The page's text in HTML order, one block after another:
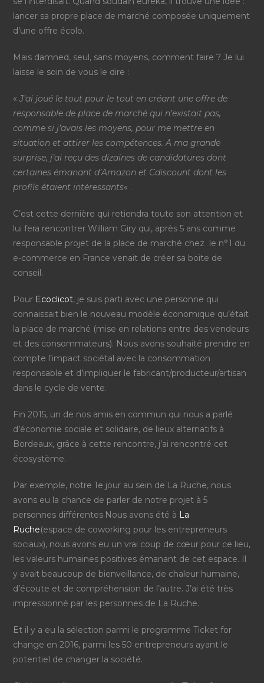
lancer sa propre place de marché composée uniquement
d’une offre écolo.
Mais damned, seul, sans moyens, comment faire ? Je lui
laisse le soin de vous le dire :
«J’ai joué le tout pour le tout en créant une offre de
responsable de place de marché qui n’existait pas,
comme si j’avais les moyens, pour me mettre en
situation et attirer les compétences. A ma grande
surprise, j’ai reçu des dizaines de candidatures dont
certaines émanant d’Amazon et Cdiscount dont les
profils étaient intéressants« .
C’est cette dernière qui retiendra toute son attention et
lui fera rencontrer William Giry qui, après 5 ans comme
responsable projet de la place de marché chez le n°1 du
e-commerce en France venait de créer sa boite de
conseil.
Pour Ecoclicot, je suis parti avec une personne qui
connaissait bien le nouveau modèle économique qu’était
la place de marché (mise en relations entre des vendeurs
et des consommateurs). Nous avons souhaité prendre en
compte l’impact sociétal avec la consommation
responsable et d’impliquer le fabricant/producteur/artisan
dans le cycle de vente.
Fin 2015, un de nos amis en commun qui nous a parlé
d’économie sociale et solidaire, de lieux alternatifs à
Bordeaux, grâce à cette rencontre, j’ai rencontré cet
écosystème.
Par exemple, notre 1e jour au sein de La Ruche, nous
avons eu la chance de parler de notre projet à 5
personnes différentes.Nous avons été à La
Ruche(espace de coworking pour les entrepreneurs
sociaux), nous avons eu un vrai coup de cœur pour ce lieu,
les valeurs humaines positives émanant de cet espace. Il
y avait beaucoup de bienveillance, de chaleur humaine,
d’écoute et de compréhension de l’autre. J’ai été très
impressionné par les personnes de La Ruche.
Et il y a eu la sélection parmi le programme Ticket for
change en 2016, parmi les 50 entrepreneurs ayant le
potentiel de changer la société.